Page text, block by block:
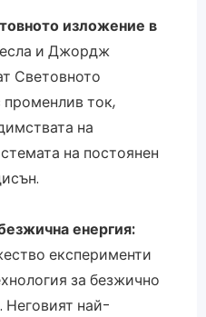
изложение в
и Джордж
Световното
ток,
на
на постоянен
енергия:
експерименти
за безжично
Неговият най-